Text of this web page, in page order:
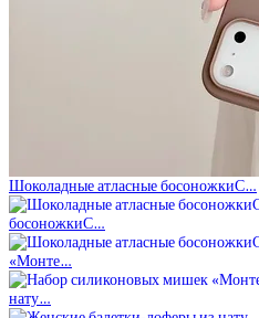
Шоколадные атласные босоножкиС…
босоножкиС…
«Монте…
нату…